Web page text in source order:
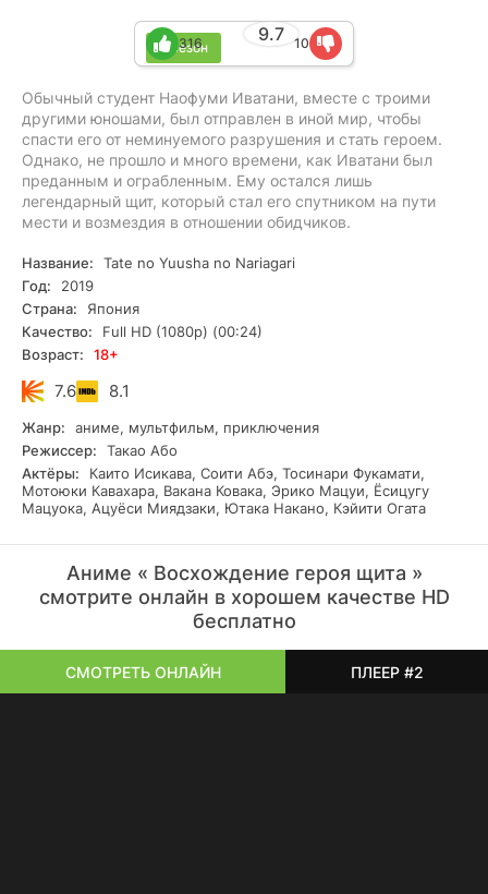
4 сезон
9.7
316 10
Обычный студент Наофуми Иватани, вместе с троими
другими юношами, был отправлен в иной мир, чтобы
спасти его от неминуемого разрушения и стать героем.
Однако, не прошло и много времени, как Иватани был
преданным и ограбленным. Ему остался лишь
легендарный щит, который стал его спутником на пути
мести и возмездия в отношении обидчиков.
Название:
Tate no Yuusha no Nariagari
Год:
2019
Страна:
Япония
Качество:
Full HD (1080p) (00:24)
Возраст:
18+
7.6 8.1
Жанр:
аниме, мультфильм, приключения
Режиссер:
Такао Або
Актёры:
Каито Исикава, Соити Абэ, Тосинари Фукамати,
Мотоюки Кавахара, Вакана Ковака, Эрико Мацуи, Ёсицугу
Мацуока, Ацуёси Миядзаки, Ютака Накано, Кэйити Огата
Аниме « Восхождение героя щита »
смотрите онлайн в хорошем качестве HD
бесплатно
СМОТРЕТЬ ОНЛАЙН ПЛЕЕР #2